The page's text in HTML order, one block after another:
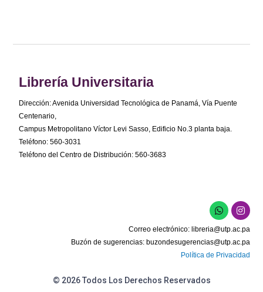
Librería Universitaria
Dirección: Avenida Universidad Tecnológica de Panamá, Vía Puente
Centenario,
Campus Metropolitano Víctor Levi Sasso, Edificio No.3 planta baja.
Teléfono: 560-3031
Teléfono del Centro de Distribución: 560-3683
W
h
a
t
s
a
p
I
n
s
t
a
g
r
Correo electrónico: libreria@utp.ac.pa
Buzón de sugerencias: buzondesugerencias@utp.ac.pa
Política de Privacidad
© 2026 Todos Los Derechos Reservados